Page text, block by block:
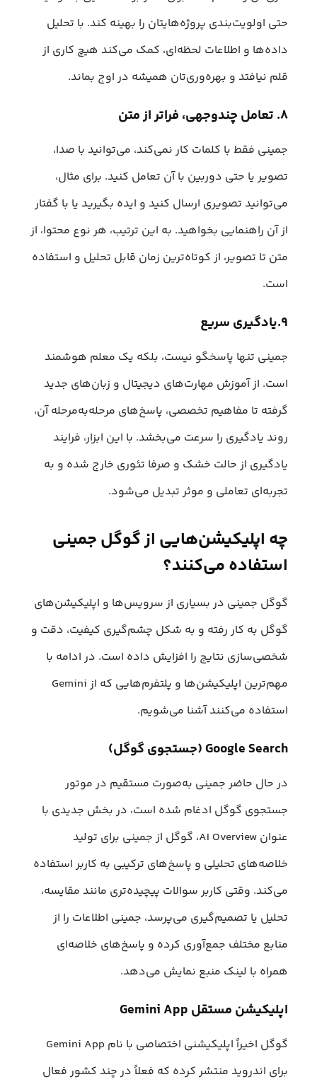
حتی اولویت‌بندی پروژه‌هایتان را بهینه کند. با تحلیل
داده‌ها و اطلاعات لحظه‌ای، کمک می‌کند هیچ کاری از
قلم نیافتد و بهره‌وری‌تان همیشه در اوج بماند.
۸. تعامل چندوجهی، فراتر از متن
جمینی فقط با کلمات کار نمی‌کند، می‌توانید با صدا،
تصویر یا حتی دوربین با آن تعامل کنید. برای مثال،
می‌توانید تصویری ارسال کنید و ایده بگیرید یا با گفتار
از آن راهنمایی بخواهید. به این ترتیب، هر نوع محتوا، از
متن تا تصویر، از کوتاه‌ترین زمان قابل تحلیل و استفاده
است.
۹.یادگیری سریع
جمینی تنها پاسخگو نیست، بلکه یک معلم هوشمند
است. از آموزش مهارت‌های دیجیتال و زبان‌های جدید
گرفته تا مفاهیم تخصصی، پاسخ‌های مرحله‌به‌مرحله آن،
روند یادگیری را سرعت می‌بخشد. با این ابزار، فرایند
یادگیری از حالت خشک و صرفا تئوری خارج شده و به
تجربه‌‎ای تعاملی و موثر تبدیل می‌شود.
چه اپلیکیشن‌هایی از گوگل جمینی
استفاده می‌کنند؟
گوگل جمینی در بسیاری از سرویس‌ها و اپلیکیشن‌های
گوگل به کار رفته و به شکل چشم‌گیری کیفیت، دقت و
شخصی‌سازی نتایج را افزایش داده است. در ادامه با
مهم‌ترین اپلیکیشن‌ها و پلتفرم‌هایی که از Gemini
استفاده می‌کنند آشنا می‌شویم.
Google Search (جستجوی گوگل)
در حال حاضر جمینی به‌صورت مستقیم در موتور
جستجوی گوگل ادغام شده است، در بخش جدیدی با
عنوان AI Overview، گوگل از جمینی برای تولید
خلاصه‌های تحلیلی و پاسخ‌های ترکیبی به کاربر استفاده
می‌کند. وقتی کاربر سوالات پیچیده‌تری مانند مقایسه،
تحلیل یا تصمیم‌گیری می‌پرسد، جمینی اطلاعات را از
منابع مختلف جمع‌آوری کرده و پاسخ‌های خلاصه‌ای
همراه با لینک منبع نمایش می‌دهد.
اپلیکیشن مستقل Gemini App
گوگل اخیراً اپلیکیشنی اختصاصی با نام Gemini App
برای اندروید منتشر کرده که فعلاً در چند کشور فعال